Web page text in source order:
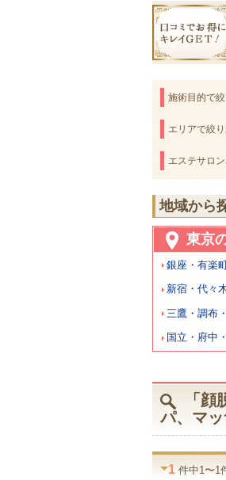
施術目的で
エリアで絞
エステサロ
地域から
東京
銀座・有楽
新宿・代々
三鷹・調布
国立・府中
「顔
パ、マ
1 件中1〜1